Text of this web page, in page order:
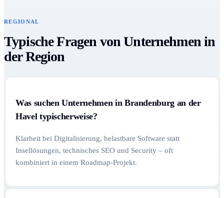
REGIONAL
Typische Fragen von Unternehmen in
der Region
Was suchen Unternehmen in Brandenburg an der
Havel typischerweise?
Klarheit bei Digitalisierung, belastbare Software statt
Insellösungen, technisches SEO und Security – oft
kombiniert in einem Roadmap-Projekt.